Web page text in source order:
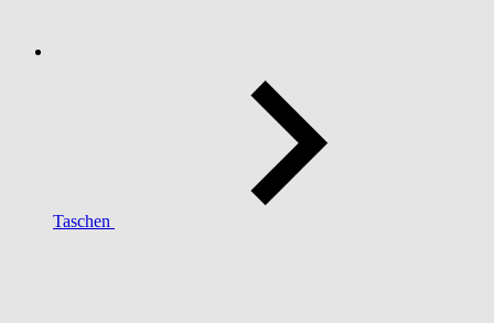
Taschen